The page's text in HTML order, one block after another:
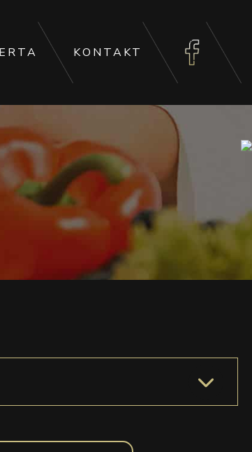
KONTAKT